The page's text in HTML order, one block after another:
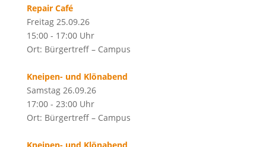
Repair Café
Freitag 25.09.26
15:00 - 17:00 Uhr
Ort: Bürgertreff – Campus
Kneipen- und Klönabend
Samstag 26.09.26
17:00 - 23:00 Uhr
Ort: Bürgertreff – Campus